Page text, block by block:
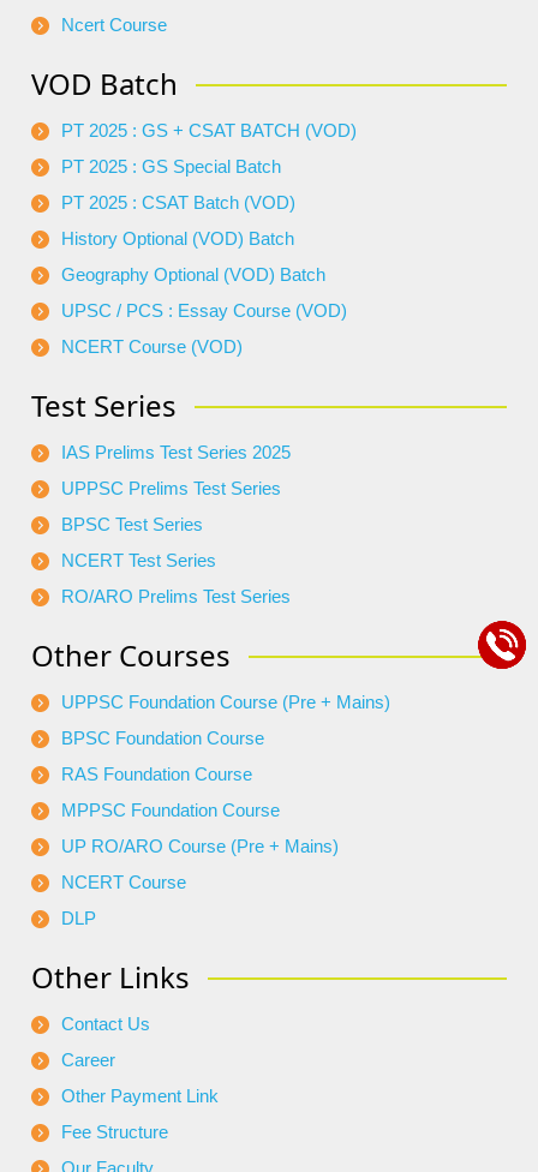
Ncert Course
VOD Batch
PT 2025 : GS + CSAT BATCH (VOD)
PT 2025 : GS Special Batch
PT 2025 : CSAT Batch (VOD)
History Optional (VOD) Batch
Geography Optional (VOD) Batch
UPSC / PCS : Essay Course (VOD)
NCERT Course (VOD)
Test Series
IAS Prelims Test Series 2025
UPPSC Prelims Test Series
BPSC Test Series
NCERT Test Series
RO/ARO Prelims Test Series
Other Courses
UPPSC Foundation Course (Pre + Mains)
BPSC Foundation Course
RAS Foundation Course
MPPSC Foundation Course
UP RO/ARO Course (Pre + Mains)
NCERT Course
DLP
Other Links
Contact Us
Career
Other Payment Link
Fee Structure
Our Faculty